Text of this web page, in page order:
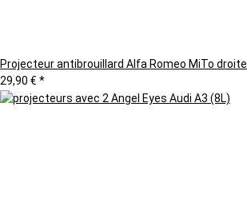
Projecteur antibrouillard Alfa Romeo MiTo droite
29,90 € *